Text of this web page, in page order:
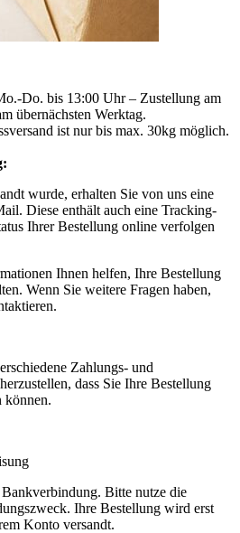
Do. bis 13:00 Uhr – Zustellung am
übernächsten Werktag.
ist nur bis max. 30kg möglich.
wurde, erhalten Sie von uns eine
Diese enthält auch eine Tracking-
Ihrer Bestellung online verfolgen
Ihnen helfen, Ihre Bestellung
Wenn Sie weitere Fragen haben,
Zahlungs- und
dass Sie Ihre Bestellung
können.
Bitte nutze die
Ihre Bestellung wird erst
Konto versandt.